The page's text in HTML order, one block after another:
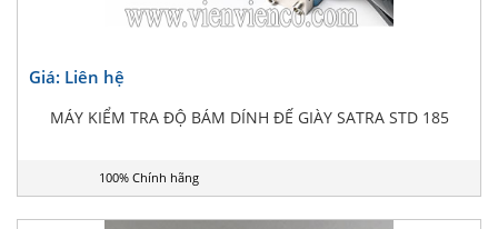
Giá: Liên hệ
MÁY KIỂM TRA ĐỘ BÁM DÍNH ĐẾ GIÀY SATRA STD 185
100% Chính hãng